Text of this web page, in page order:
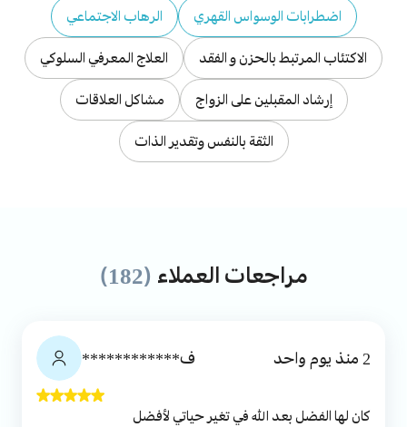
اضطرابات الوسواس القهري الرهاب الاجتماعي
الاكتئاب المرتبط بالحزن و الفقد العلاج المعرفي السلوكي
إرشاد المقبلين على الزواج مشاكل العلاقات
الثقة بالنفس وتقدير الذات
مراجعات العملاء (182)
ف************ 2 منذ يوم واحد
كان لها الفضل بعد الله في تغير حياتي لأفضل